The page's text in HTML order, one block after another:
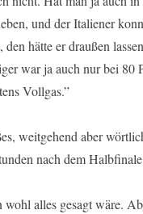
und der Italiener
den hätte er draußen
war ja auch nur bei 80
Vollgas.”
weitgehend aber
nach dem
wohl alles gesagt wäre.